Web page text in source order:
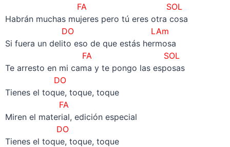
FA SOL
Habrán muchas mujeres pero tú eres otra cosa
DO LAm
Si fuera un delito eso de que estás hermosa
FA SOL
Te arresto en mi cama y te pongo las esposas
DO
Tienes el toque, toque, toque
FA
Miren el material, edición especial
DO
Tienes el toque, toque, toque